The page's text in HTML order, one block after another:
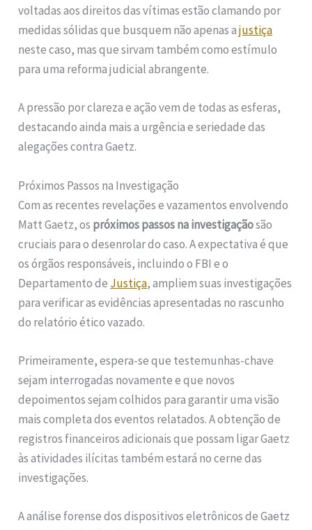
voltadas aos direitos das vítimas estão clamando por
medidas sólidas que busquem não apenas ajustiça
neste caso, mas que sirvam também como estímulo
para uma reforma judicial abrangente.
A pressão por clareza e ação vem de todas as esferas,
destacando ainda mais a urgência e seriedade das
alegações contra Gaetz.
Próximos Passos na Investigação
Com as recentes revelações e vazamentos envolvendo
Matt Gaetz, os próximos passos na investigaçãosão
cruciais para o desenrolar do caso. A expectativa é que
os órgãos responsáveis, incluindo o FBI e o
Departamento de Justiça, ampliem suas investigações
para verificar as evidências apresentadas no rascunho
do relatório ético vazado.
Primeiramente, espera-se que testemunhas-chave
sejam interrogadas novamente e que novos
depoimentos sejam colhidos para garantir uma visão
mais completa dos eventos relatados. A obtenção de
registros financeiros adicionais que possam ligar Gaetz
às atividades ilícitas também estará no cerne das
investigações.
A análise forense dos dispositivos eletrônicos de Gaetz